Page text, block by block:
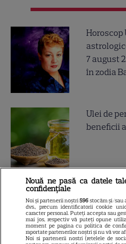
Horoscop
7 august
în zodia
Ulei de
beneficii
Adormirii
se
Nouă ne pasă ca datele
confidențiale
Noi și partenerii noștri596 stocăm și/sau
dvs., precum identificatorii cookie
caracter personal. Puteți accepta sau
mai jos, respectiv vă puteți opune
moment pe pagina cu politica de
raportate partenerilor noștri și nu vă vor
Noi si partenerii nostri (retelele de